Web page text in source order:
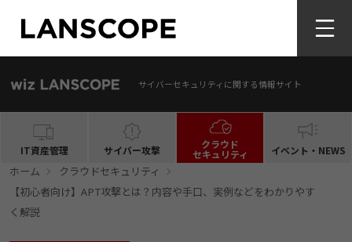
サイバーセキュリティに関する情報サイト
IT資産管理 サイバー攻撃 クラウド
セキュリティ イベント・NEWS
ホーム
クラウドセキュリティ
【初心者向け】APT攻撃とは？内容や手口、実例などをわかりやす
く解説